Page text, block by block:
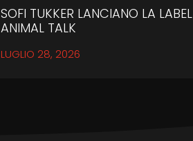
SOFI TUKKER LANCIANO LA LABEL
ANIMAL TALK
LUGLIO 28, 2026